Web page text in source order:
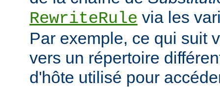
RewriteRule via les
Par exemple, ce qui suit
vers un répertoire
d'hôte utilisé pour